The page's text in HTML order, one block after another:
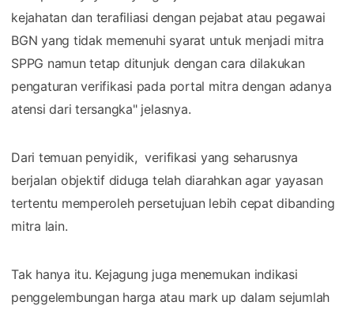
kejahatan dan terafiliasi dengan pejabat atau pegawai
BGN yang tidak memenuhi syarat untuk menjadi mitra
SPPG namun tetap ditunjuk dengan cara dilakukan
pengaturan verifikasi pada portal mitra dengan adanya
atensi dari tersangka" jelasnya.
Dari temuan penyidik, verifikasi yang seharusnya
berjalan objektif diduga telah diarahkan agar yayasan
tertentu memperoleh persetujuan lebih cepat dibanding
mitra lain.
Tak hanya itu. Kejagung juga menemukan indikasi
penggelembungan harga atau mark up dalam sejumlah